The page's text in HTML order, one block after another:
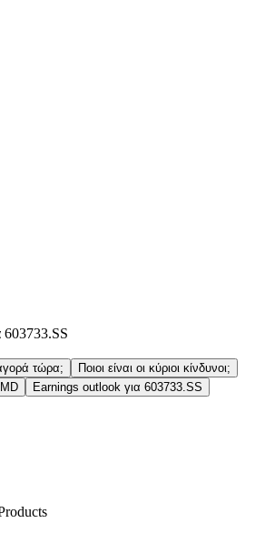
603733.SS
τώρα;
Ποιοι είναι οι κύριοι κίνδυνοι;
Earnings outlook για 603733.SS